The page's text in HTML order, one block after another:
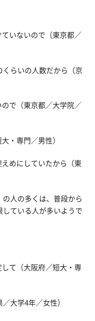
いないので（東京都／
くらいの人数だから（京
で（東京都／大学院／
・専門／男性）
めにしていたから（東
の人の多くは、普段から
している人が多いようで
して（大阪府／短大・専
大学4年／女性）